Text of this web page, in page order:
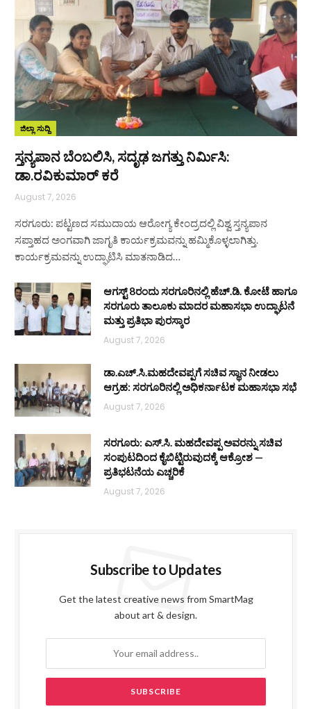
ಜಿಲ್ಲಾ ಸುದ್ದಿ
ಸ್ತನ್ಯಪಾನ ಬೆಂಬಲಿಸಿ, ಸದೃಢ ಜಗತ್ತು ನಿರ್ಮಿಸಿ:
ಡಾ.ರವಿಕುಮಾರ್ ಕರೆ
August 7, 2026
ಸರಗೂರು: ಪಟ್ಟಣದ ಸಮುದಾಯ ಆರೋಗ್ಯ ಕೇಂದ್ರದಲ್ಲಿ ವಿಶ್ವ ಸ್ತನ್ಯಪಾನ
ಸಪ್ತಾಹದ ಅಂಗವಾಗಿ ಜಾಗೃತಿ ಕಾರ್ಯಕ್ರಮವನ್ನು ಹಮ್ಮಿಕೊಳ್ಳಲಾಗಿತ್ತು.
ಕಾರ್ಯಕ್ರಮವನ್ನು ಉದ್ಘಾಟಿಸಿ ಮಾತನಾಡಿದ…
ಆಗಸ್ಟ್ 8ರಂದು ಸರಗೂರಿನಲ್ಲಿ ಹೆಚ್.ಡಿ. ಕೋಟೆ ಹಾಗೂ
ಸರಗೂರು ತಾಲೂಕು ಮಾದರ ಮಹಾಸಭಾ ಉದ್ಘಾಟನೆ
ಮತ್ತು ಪ್ರತಿಭಾ ಪುರಸ್ಕಾರ
August 7, 2026
ಡಾ.ಎಚ್.ಸಿ.ಮಹದೇವಪ್ಪಗೆ ಸಚಿವ ಸ್ಥಾನ ನೀಡಲು
ಆಗ್ರಹ: ಸರಗೂರಿನಲ್ಲಿ ಅಧಿಕರ್ನಾಟಕ ಮಹಾಸಭಾ ಸಭೆ
August 7, 2026
ಸರಗೂರು: ಎಸ್.ಸಿ. ಮಹದೇವಪ್ಪ ಅವರನ್ನು ಸಚಿವ
ಸಂಪುಟದಿಂದ ಕೈಬಿಟ್ಟಿರುವುದಕ್ಕೆ ಆಕ್ರೋಶ —
ಪ್ರತಿಭಟನೆಯ ಎಚ್ಚರಿಕೆ
August 7, 2026
Subscribe to Updates
Get the latest creative news from SmartMag
about art & design.